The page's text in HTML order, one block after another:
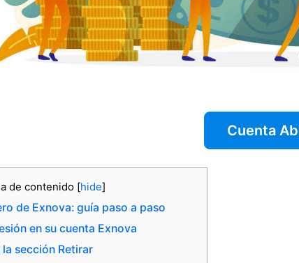
Cuenta
de contenido [hide]
de Exnova: guía paso a paso
en su cuenta Exnova
la sección Retirar